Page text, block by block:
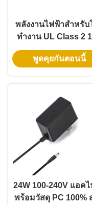
พลังงานไฟฟ้าสําหรับ
ทํางาน UL Class 2
5A พร้อมรับประกัน
และสอดคล้องกับ DOE
พูดคุยกันตอนนี้
24W 100-240V แอค
พร้อมวัสดุ PC 100%